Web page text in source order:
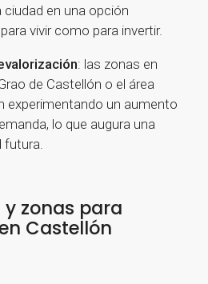
ciudad en una opción
vivir como para invertir.
: las zonas en
de Castellón o el área
experimentando un aumento
lo que augura una
futura.
y zonas para
Castellón